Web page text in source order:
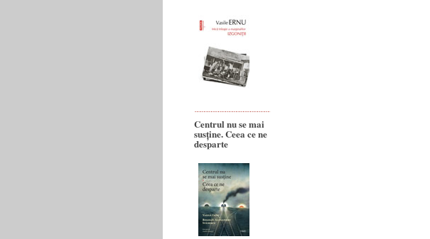
Centrul nu se mai
susține. Ceea ce ne
desparte